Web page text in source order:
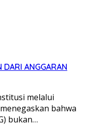
DARI ANGGARAN
melalui
bahwa
bukan…